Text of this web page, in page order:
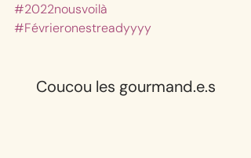
#2022nousvoilà
#Févrieronestreadyyyy
Coucou les gourmand.e.s